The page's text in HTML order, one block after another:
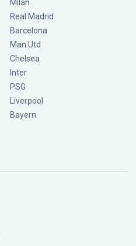
Milan
Real Madrid
Barcelona
Man Utd
Chelsea
Inter
PSG
Liverpool
Bayern